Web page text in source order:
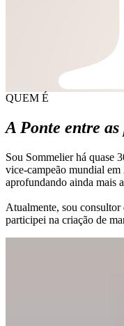
QUEM É
A Ponte entre as
Sou Sommelier há quase
vice-campeão mundial
aprofundando ainda mais
Atualmente, sou
participei na criação de